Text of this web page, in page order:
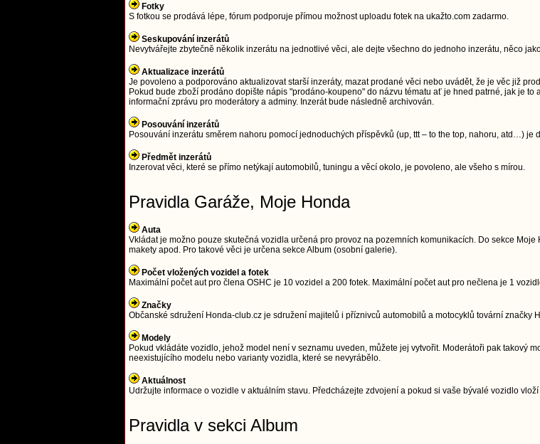
Fotky
S fotkou se prodává lépe, fórum podporuje přímou možnost uploadu fotek na ukažto.com zadarmo.
Seskupování inzerátů
Nevytvářejte zbytečně několik inzerátu na jednotlivé věci, ale dejte všechno do jednoho inzerátu, něco
Aktualizace inzerátů
Je povoleno a podporováno aktualizovat starší inzeráty, mazat prodané věci nebo uvádět, že je věc již
Pokud bude zboží prodáno dopište nápis "prodáno-koupeno" do názvu tématu ať je hned patrné, jak je
informační zprávu pro moderátory a adminy. Inzerát bude následně archivován.
Posouvání inzerátů
Posouvání inzerátu směrem nahoru pomocí jednoduchých příspěvků (up, ttt – to the top, nahoru, atd…) je
Předmět inzerátů
Inzerovat věci, které se přímo netýkají automobilů, tuningu a věcí okolo, je povoleno, ale všeho s mírou.
Pravidla Garáže, Moje Honda
Auta
Vkládat je možno pouze skutečná vozidla určená pro provoz na pozemních komunikacích. Do sekce
makety apod. Pro takové věci je určena sekce Album (osobní galerie).
Počet vložených vozidel a fotek
Maximální počet aut pro člena OSHC je 10 vozidel a 200 fotek. Maximální počet aut pro nečlena je 1
Značky
Občanské sdružení Honda-club.cz je sdružení majitelů i příznivců automobilů a motocyklů tovární značky
Modely
Pokud vkládáte vozidlo, jehož model není v seznamu uveden, můžete jej vytvořit. Moderátoři pak takový
neexistujícího modelu nebo varianty vozidla, které se nevyrábělo.
Aktuálnost
Udržujte informace o vozidle v aktuálním stavu. Předcházejte zdvojení a pokud si vaše bývalé vozidlo
Pravidla v sekci Album